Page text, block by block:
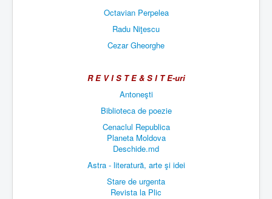
Octavian Perpelea
Radu Niţescu
Cezar Gheorghe
R E V I S T E & S I T E-uri
Antoneşti
Biblioteca de poezie
Cenaclul Republica
Planeta Moldova
Deschide.md
Astra - literatură, arte şi idei
Stare de urgenta
Revista la Plic